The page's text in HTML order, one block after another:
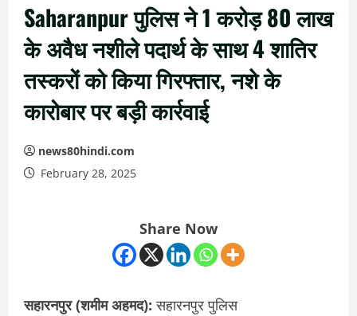
Saharanpur पुलिस ने 1 करोड़ 80 लाख
के अवैध नशीले पदार्थ के साथ 4 शातिर
तस्करों को किया गिरफ्तार, नशे के
कारोबार पर बड़ी कार्रवाई
news80hindi.com
February 28, 2025
Share Now
सहारनपुर (शमीम अहमद): सहारनपुर पुलिस